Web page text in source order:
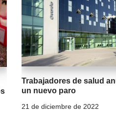
Trabajadores de salud
un nuevo paro
21 de diciembre de 2022